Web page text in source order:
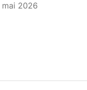
mai 2026